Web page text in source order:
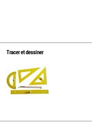
Tracer et dessiner